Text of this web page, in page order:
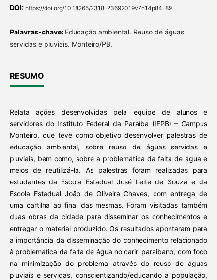
DOI: https://doi.org/10.18265/2318-23692019v7n14p84-89
Palavras-chave: Educação ambiental. Reuso de águas
servidas e pluviais. Monteiro/PB.
RESUMO
Relata ações desenvolvidas pela equipe de alunos e
servidores do Instituto Federal da Paraíba (IFPB) – Campus
Monteiro, que teve como objetivo desenvolver palestras de
educação ambiental, sobre reuso de águas servidas e
pluviais, bem como, sobre a problemática da falta de água e
meios de reutilizá-la. As palestras foram realizadas para
estudantes da Escola Estadual José Leite de Souza e da
Escola Estadual João de Oliveira Chaves, com entrega de
uma cartilha ao final das mesmas. Foram visitadas também
duas obras da cidade para disseminar os conhecimentos e
entregar o material produzido. Os resultados apontaram para
a importância da disseminação do conhecimento relacionado
à problemática da falta de água no cariri paraibano, com foco
na minimização do problema através do reuso de águas
pluviais e servidas, conscientizando/educando a população,